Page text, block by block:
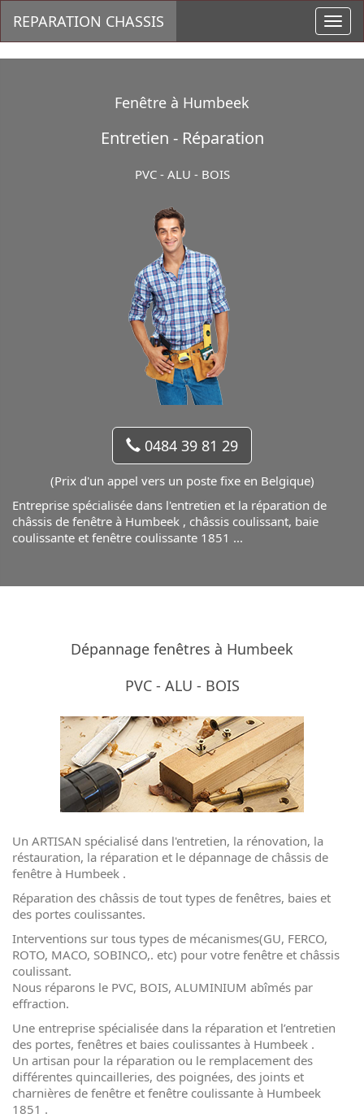
REPARATION CHASSIS
Fenêtre à Humbeek
Entretien - Réparation
PVC - ALU - BOIS
0484 39 81 29
(Prix d'un appel vers un poste fixe en Belgique)
Entreprise spécialisée dans l'entretien et la réparation de
châssis de fenêtre à Humbeek , châssis coulissant, baie
coulissante et fenêtre coulissante 1851 ...
Dépannage fenêtres à Humbeek
PVC - ALU - BOIS
Un ARTISAN spécialisé dans l'entretien, la rénovation, la
réstauration, la réparation et le dépannage de châssis de
fenêtre à Humbeek .
Réparation des châssis de tout types de fenêtres, baies et
des portes coulissantes.
Interventions sur tous types de mécanismes(GU, FERCO,
ROTO, MACO, SOBINCO,. etc) pour votre fenêtre et châssis
coulissant.
Nous réparons le PVC, BOIS, ALUMINIUM abîmés par
effraction.
Une entreprise spécialisée dans la réparation et l’entretien
des portes, fenêtres et baies coulissantes à Humbeek .
Un artisan pour la réparation ou le remplacement des
différentes quincailleries, des poignées, des joints et
charnières de fenêtre et fenêtre coulissante à Humbeek
1851 .